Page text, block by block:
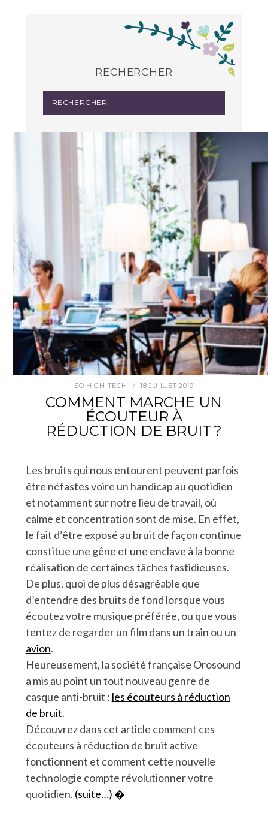
RECHERCHER
SO HIGH-TECH 18 JUILLET 2019
COMMENT MARCHE UN
ÉCOUTEUR À
RÉDUCTION DE BRUIT ?
Les bruits qui nous entourent peuvent parfois
être néfastes voire un handicap au quotidien
et notamment sur notre lieu de travail, où
calme et concentration sont de mise. En effet,
le fait d’être exposé au bruit de façon continue
constitue une gêne et une enclave à la bonne
réalisation de certaines tâches fastidieuses.
De plus, quoi de plus désagréable que
d’entendre des bruits de fond lorsque vous
écoutez votre musique préférée, ou que vous
tentez de regarder un film dans un train ou un
avion.
Heureusement, la société française Orosound
a mis au point un tout nouveau genre de
casque anti-bruit : les écouteurs à réduction
de bruit.
Découvrez dans cet article comment ces
écouteurs à réduction de bruit active
fonctionnent et comment cette nouvelle
technologie compte révolutionner votre
quotidien. (suite…)